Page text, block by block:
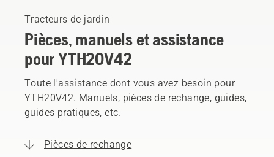
Tracteurs de jardin
Pièces, manuels et assistance
pour YTH20V42
Toute l'assistance dont vous avez besoin pour
YTH20V42. Manuels, pièces de rechange, guides,
guides pratiques, etc.
Pièces de rechange